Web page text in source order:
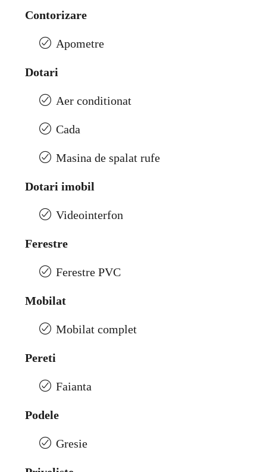
Contorizare
Apometre
Dotari
Aer conditionat
Cada
Masina de spalat rufe
Dotari imobil
Videointerfon
Ferestre
Ferestre PVC
Mobilat
Mobilat complet
Pereti
Faianta
Podele
Gresie